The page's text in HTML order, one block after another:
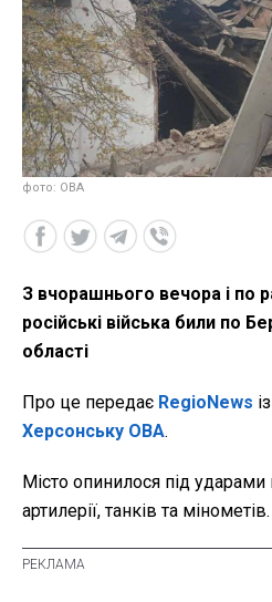
фото: ОВА
З вчорашнього вечора і по
російські війська били по
області
Про це передає RegioNews
Херсонську ОВА.
Місто опинилося під
артилерії, танків та мінометів.